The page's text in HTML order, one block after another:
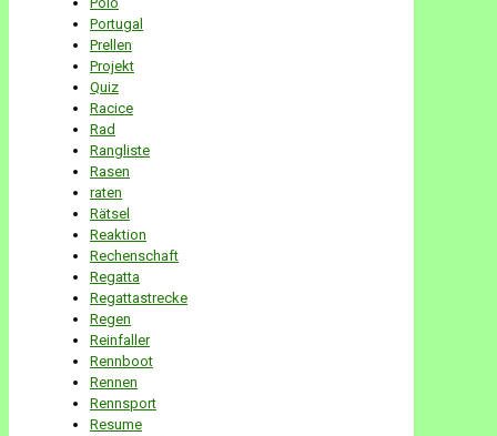
Portugal
Prellen
Projekt
Quiz
Racice
Rad
Rangliste
Rasen
raten
Rätsel
Reaktion
Rechenschaft
Regatta
Regattastrecke
Regen
Reinfaller
Rennboot
Rennen
Rennsport
Resume